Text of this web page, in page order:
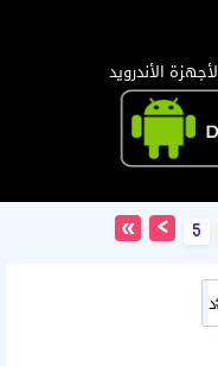
5
>
»
الأندرويد